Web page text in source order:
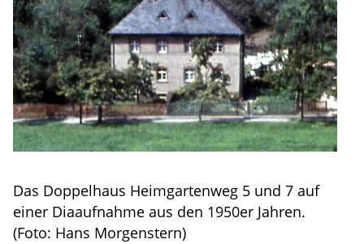
Das Doppelhaus Heimgartenweg 5 und 7 auf
einer Diaaufnahme aus den 1950er Jahren.
(Foto: Hans Morgenstern)